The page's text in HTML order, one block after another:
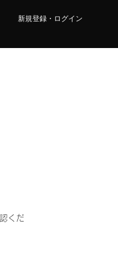
新規登録・ログイン
くだ